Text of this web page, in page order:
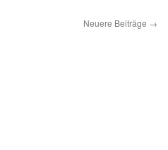
Neuere Beiträge →